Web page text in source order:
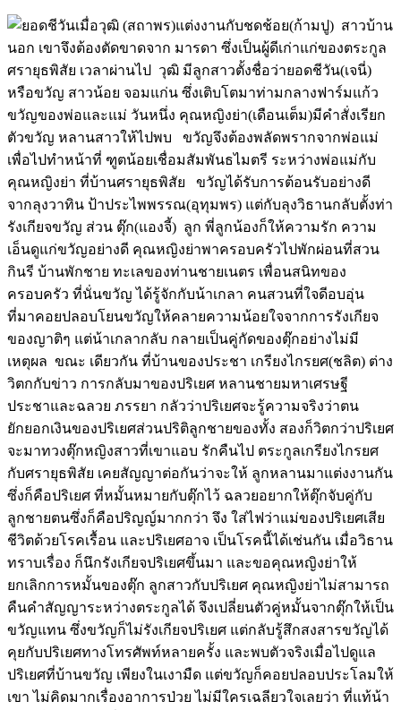
เมื่อวุฒิ (สถาพร)แต่งงานกับชดช้อย(ก้ามปู) สาวบ้าน
นอก เขาจึงต้องตัดขาดจาก มารดา ซึ่งเป็นผู้ดีเก่าแก่ของตระกูล
ศรายุธพิสัย เวลาผ่านไป วุฒิ มีลูกสาวตั้งชื่อว่ายอดชีวัน(เจนี่)
หรือขวัญ สาวน้อย จอมแก่น ซึ่งเติบโตมาท่ามกลางฟาร์มแก้ว
ขวัญของพ่อและแม่ วันหนึ่ง คุณหญิงย่า(เดือนเต็ม)มีคำสั่งเรียก
ตัวขวัญ หลานสาวให้ไปพบ ขวัญจึงต้องพลัดพรากจากพ่อแม่
เพื่อไปทำหน้าที่ ฑูตน้อยเชื่อมสัมพันธไมตรี ระหว่างพ่อแม่กับ
คุณหญิงย่า ที่บ้านศรายุธพิสัย ขวัญได้รับการต้อนรับอย่างดี
จากลุงวาทิน ป้าประไพพรรณ(อุทุมพร) แต่กับลุงวิธานกลับตั้งท่า
รังเกียจขวัญ ส่วน ตุ๊ก(แองจี้) ลูก พี่ลูกน้องก็ให้ความรัก ความ
เอ็นดูแก่ขวัญอย่างดี คุณหญิงย่าพาครอบครัวไปพักผ่อนที่สวน
กินรี บ้านพักชาย ทะเลของท่านชายเนตร เพื่อนสนิทของ
ครอบครัว ที่นั่นขวัญ ได้รู้จักกับน้าเกลา คนสวนที่ใจดีอบอุ่น
ที่มาคอยปลอบโยนขวัญให้คลายความน้อยใจจากการรังเกียจ
ของญาติๆ แต่น้าเกลากลับ กลายเป็นคู่กัดของตุ๊กอย่างไม่มี
เหตุผล ขณะ เดียวกัน ที่บ้านของประชา เกรียงไกรยศ(ชลิต) ต่าง
วิตกกับข่าว การกลับมาของปริเยศ หลานชายมหาเศรษฐี
ประชาและฉลวย ภรรยา กลัวว่าปริเยศจะรู้ความจริงว่าตน
ยักยอกเงินของปริเยศส่วนปริติลูกชายของทั้ง สองก็วิตกว่าปริเยศ
จะมาทวงตุ๊กหญิงสาวที่เขาแอบ รักคืนไป ตระกูลเกรียงไกรยศ
กับศรายุธพิสัย เคยสัญญาต่อกันว่าจะให้ ลูกหลานมาแต่งงานกัน
ซึ่งก็คือปริเยศ ที่หมั้นหมายกับตุ๊กไว้ ฉลวยอยากให้ตุ๊กจับคู่กับ
ลูกชายตนซึ่งก็คือปริญญ์มากกว่า จึง ใส่ไฟว่าแม่ของปริเยศเสีย
ชีวิตด้วยโรคเรื้อน และปริเยศอาจ เป็นโรคนี้ได้เช่นกัน เมื่อวิธาน
ทราบเรื่อง ก็นึกรังเกียจปริเยศขึ้นมา และขอคุณหญิงย่าให้
ยกเลิกการหมั้นของตุ๊ก ลูกสาวกับปริเยศ คุณหญิงย่าไม่สามารถ
คืนคำสัญญาระหว่างตระกูลได้ จึงเปลี่ยนตัวคู่หมั้นจากตุ๊กให้เป็น
ขวัญแทน ซึ่งขวัญก็ไม่รังเกียจปริเยศ แต่กลับรู้สึกสงสารขวัญได้
คุยกับปริเยศทางโทรศัพท์หลายครั้ง และพบตัวจริงเมื่อไปดูแล
ปริเยศที่บ้านขวัญ เพียงในเงามืด แต่ขวัญก็คอยปลอบประโลมให้
เขา ไม่คิดมากเรื่องอาการป่วย ไม่มีใครเฉลียวใจเลยว่า ที่แท้น้า